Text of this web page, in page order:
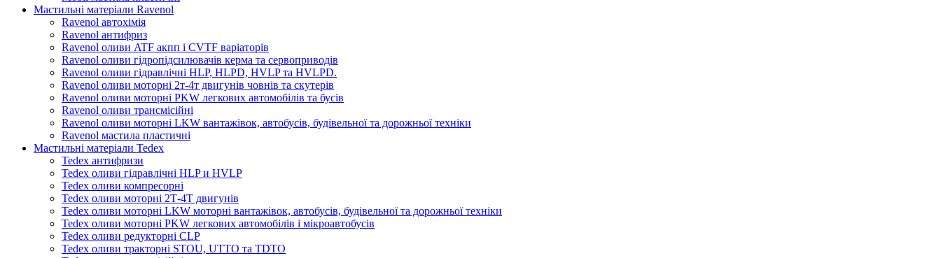
Мастильні матеріали Ravenol
Ravenol автохімія
Ravenol антифриз
Ravenol оливи ATF акпп і CVTF варіаторів
Ravenol оливи гідропідсилювачів керма та сервоприводів
Ravenol оливи гідравлічні HLP, HLPD, HVLP та HVLPD.
Ravenol оливи моторні 2т-4т двигунів човнів та скутерів
Ravenol оливи моторні PKW легкових автомобілів та бусів
Ravenol оливи трансмісійні
Ravenol оливи моторні LKW вантажівок, автобусів, будівельної та дорожньої техніки
Ravenol мастила пластичні
Мастильні матеріали Tedex
Tedex антифризи
Tedex оливи гідравлічні HLP и HVLP
Tedex оливи компресорні
Tedex оливи моторні 2Т-4Т двигунів
Tedex оливи моторні LKW моторні вантажівок, автобусів, будівельної та дорожньої техніки
Tedex оливи моторні PKW легкових автомобілів і мікроавтобусів
Tedex оливи редукторні CLP
Tedex оливи тракторні STOU, UTTO та TDTO